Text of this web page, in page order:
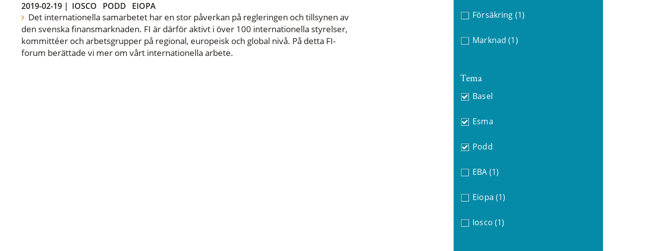
2019-02-19| IOSCO PODD EIOPA
Det internationella samarbetet har en stor påverkan på regleringen och tillsynen av
den svenska finansmarknaden. FI är därför aktivt i över 100 internationella styrelser,
kommittéer och arbetsgrupper på regional, europeisk och global nivå. På detta FI-
forum berättade vi mer om vårt internationella arbete.
Försäkring (1)
Marknad (1)
Tema
Basel
Esma
Podd
EBA (1)
Eiopa (1)
Iosco (1)